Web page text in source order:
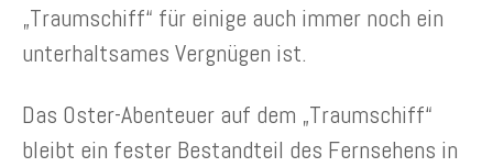
„Traumschiff“ für einige auch immer noch ein
unterhaltsames Vergnügen ist.
Das Oster-Abenteuer auf dem „Traumschiff“
bleibt ein fester Bestandteil des Fernsehens in